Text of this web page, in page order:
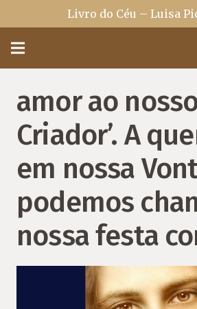
Livro do Céu – Luisa
amor ao
Criador’. A
em nossa
podemos
nossa festa